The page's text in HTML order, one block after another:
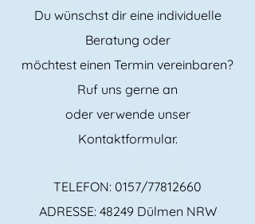
Du wünschst dir eine individuelle
Beratung oder
möchtest einen Termin vereinbaren?
Ruf uns gerne an
oder verwende unser
Kontaktformular.
TELEFON: 0157/77812660
ADRESSE: 48249 Dülmen NRW